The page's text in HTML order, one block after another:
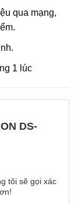
qua mạng,
1 lúc
DS-
tôi sẽ gọi xác